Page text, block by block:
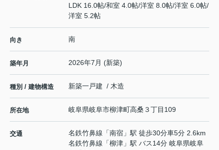
LDK 16.0帖/和室 4.0帖/洋室 8.0帖/洋室 6.0帖/
洋室 5.2帖
向き 南
築年月 2026年7月 (新築)
種別 / 建物構造 新築一戸建 / 木造
所在地 岐阜県岐阜市柳津町高桑 ３丁目109
交通 名鉄竹鼻線 「南宿 」駅 徒歩30分車5分 2.6km
名鉄竹鼻線 「柳津 」駅 バス14分 岐阜県岐阜